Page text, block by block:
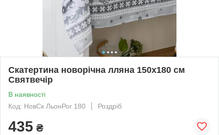
Скатертина новорічна лляна 150х180 см
Святвечір
В наявності
Код: НовСк ЛьонРог 180
Роздріб
435 ₴